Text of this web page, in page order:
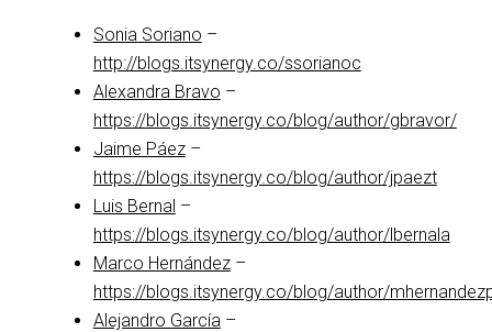
Sonia Soriano –
http://blogs.itsynergy.co/ssorianoc
Alexandra Bravo –
https://blogs.itsynergy.co/blog/author/gbravor/
Jaime Páez–
https://blogs.itsynergy.co/blog/author/jpaezt
Luis Bernal –
https://blogs.itsynergy.co/blog/author/lbernala
Marco Hernández–
https://blogs.itsynergy.co/blog/author/
Alejandro García–